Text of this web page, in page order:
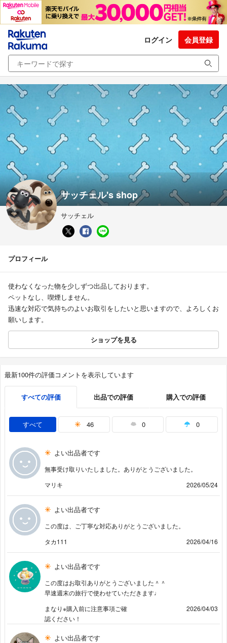
ログイン 会員登録
サッチェル's shop
サッチェル
プロフィール
使わなくなった物を少しずつ出品しております。
ペットなし、喫煙しません。
迅速な対応で気持ちのよいお取引をしたいと思いますので、よろしくお
願いします。
ショップを見る
最新100件の評価コメントを表示しています
すべての評価 出品での評価 購入での評価
すべて 46 0 0
よい出品者です
無事受け取りいたしました。ありがとうございました。
マリキ
2026/05/24
よい出品者です
この度は、ご丁寧な対応ありがとうございました。
タカ111
2026/04/16
よい出品者です
この度はお取引ありがとうございました＾＾
早速週末の旅行で使わせていただきます♩
まなり※購入前に注意事項ご確
認ください！
2026/04/03
よい出品者です